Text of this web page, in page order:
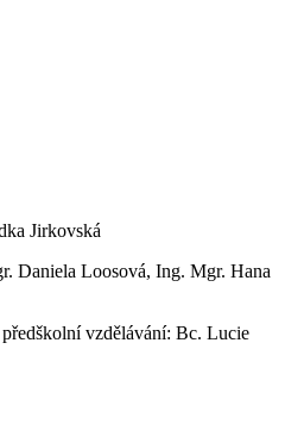
Jirkovská
Daniela Loosová, Ing. Mgr. Hana
vzdělávání: Bc. Lucie